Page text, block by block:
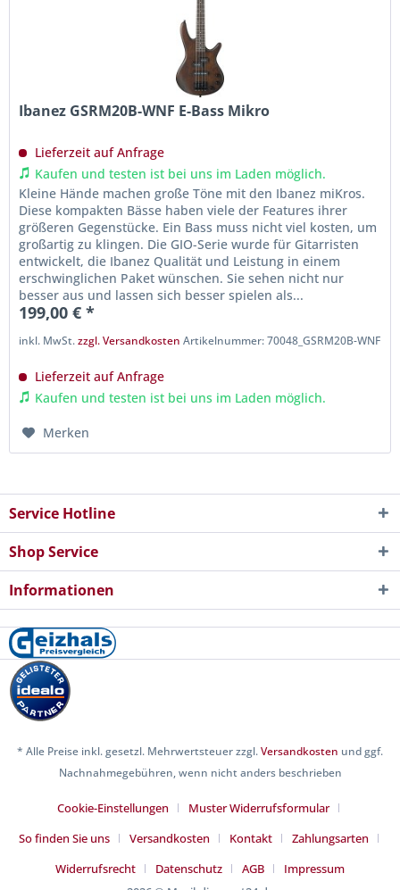
Ibanez GSRM20B-WNF E-Bass Mikro
Lieferzeit auf Anfrage
Kaufen und testen ist bei uns im Laden möglich.
Kleine Hände machen große Töne mit den Ibanez miKros.
Diese kompakten Bässe haben viele der Features ihrer
größeren Gegenstücke. Ein Bass muss nicht viel kosten, um
großartig zu klingen. Die GIO-Serie wurde für Gitarristen
entwickelt, die Ibanez Qualität und Leistung in einem
erschwinglichen Paket wünschen. Sie sehen nicht nur
besser aus und lassen sich besser spielen als...
199,00 € *
inkl. MwSt.zzgl. Versandkosten Artikelnummer: 70048_GSRM20B-WNF
Lieferzeit auf Anfrage
Kaufen und testen ist bei uns im Laden möglich.
Merken
Service Hotline
Shop Service
Informationen
* Alle Preise inkl. gesetzl. Mehrwertsteuer zzgl.Versandkosten und ggf.
Nachnahmegebühren, wenn nicht anders beschrieben
Cookie-Einstellungen
Muster Widerrufsformular
So finden Sie uns
Versandkosten Kontakt
Zahlungsarten
Widerrufsrecht
Datenschutz AGB
Impressum